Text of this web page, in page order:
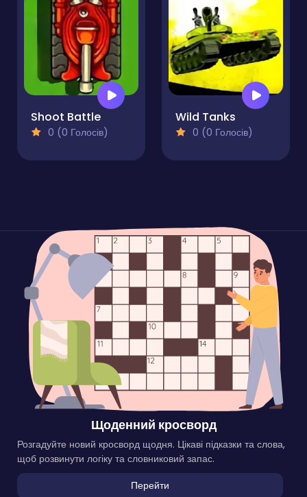
Shoot Battle
0 (0 Голосів)
Wild Tanks
0 (0 Голосів)
Щоденний кросворд
Розгадуйте новий кросворд щодня. Цікаві підказки та слова,
щоб розвинути логіку та словниковий запас.
Перейти